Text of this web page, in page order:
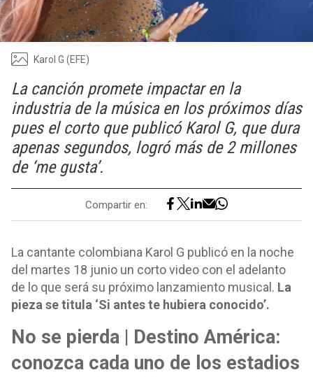
Karol G (EFE)
La canción promete impactar en la
industria de la música en los próximos días
pues el corto que publicó Karol G, que dura
apenas segundos, logró más de 2 millones
de ‘me gusta’.
Compartir en:
La cantante colombiana Karol G publicó en la noche
del martes 18 junio un corto video con el adelanto
de lo que será su próximo lanzamiento musical. La
pieza se titula ‘Si antes te hubiera conocido’.
No se pierda | Destino América:
conozca cada uno de los estadios